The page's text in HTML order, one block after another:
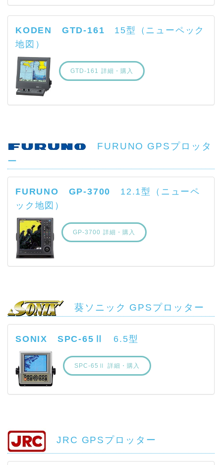
KODEN GTD-161 15型（ニューペック
地図）
GTD-161 詳細・購入
FURUNO GPSプロッタ
ー
FURUNO GP-3700
12.1型（ニューペ
ック地図）
GP-3700 詳細・購入
葵ソニック GPSプロッター
SONIX SPC-65Ⅱ 6.5型
SPC-65Ⅱ 詳細・購入
JRC GPSプロッター